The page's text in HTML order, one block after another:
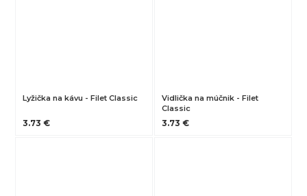
Lyžička na kávu - Filet Classic
3.73 €
Vidlička na múčnik - Filet
Classic
3.73 €